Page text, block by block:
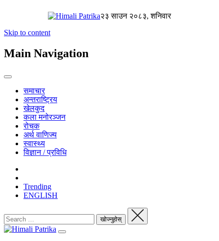
२३ साउन २०८३, शनिवार
Skip to content
Main Navigation
समाचार
अन्तराष्ट्रिय
खेलकुद
कला मनोरञ्जन
रोचक
अर्थ वाणिज्य
स्वास्थ्य
विज्ञान / प्रविधि
Trending
ENGLISH